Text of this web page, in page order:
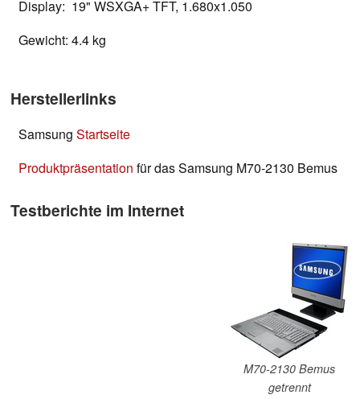
Display: 19" WSXGA+ TFT, 1.680x1.050
Gewicht: 4.4 kg
Herstellerlinks
Samsung Startseite
Produktpräsentation für das Samsung M70-2130 Bemus
Testberichte im Internet
M70-2130 Bemus
getrennt